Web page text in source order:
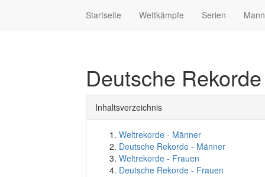
Startseite Wettkämpfe Serien
Deutsche
Inhaltsverzeichnis
Weltrekorde - Männer
Deutsche Rekorde - Männer
Weltrekorde - Frauen
Deutsche Rekorde - Frauen